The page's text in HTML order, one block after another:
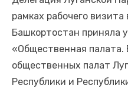
Фаина Савенкова
Студенты ЛГАУ высадили
саженцев винограда
Подписание договора о
Ялте
рамках рабочего визита
Башкортостан приняла
«Общественная
общественных палат
Республики и